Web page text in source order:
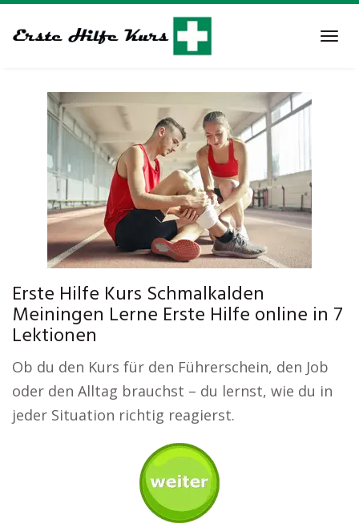
to
Erste Hilfe Kurs Schmalkalden
Meiningen Lerne Erste Hilfe online in 7
Lektionen
Ob du den Kurs für den Führerschein, den Job
oder den Alltag brauchst – du lernst, wie du in
jeder Situation richtig reagierst.